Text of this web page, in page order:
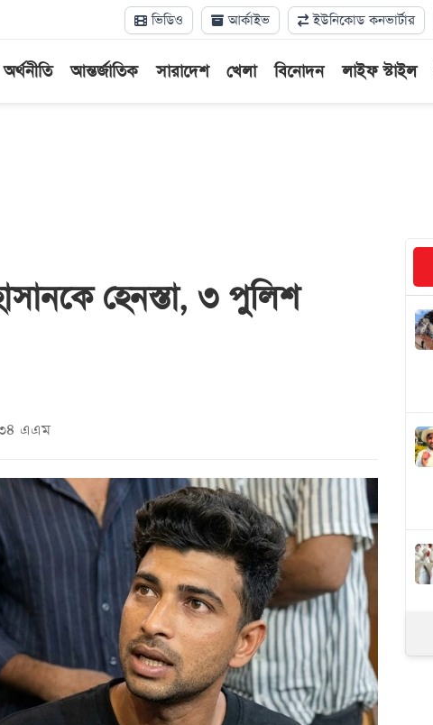
ভিডিও আর্কাইভ ইউনিকোড কনভার্টার
অর্থনীতি আন্তর্জাতিক সারাদেশ খেলা বিনোদন লাইফ স্টাইল
হেনস্তা, ৩ পুলিশ
এএম